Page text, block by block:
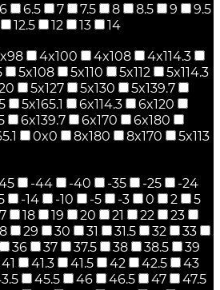
6 6.5 7 7.5 8 8.5 9
9.5
12.5 12 13
14
4x100 4x108
4x114.3
5x108 5x110 5x112
5x114.3
5x127 5x130
5x139.7
5x165.1 6x114.3
6x120
6x139.7 6x170
6x180
0x0 8x180 8x170
5x113
-44 -40 -35 -25
-24
-14 -10 -5 -3 0 2
5
18 19 20 21 22
23
29 30 31 31.5 32
33
36 37 37.5 38 38.5
39
41 41.3 41.5 42 42.5
43
45.5 46 46.5 47
47.5